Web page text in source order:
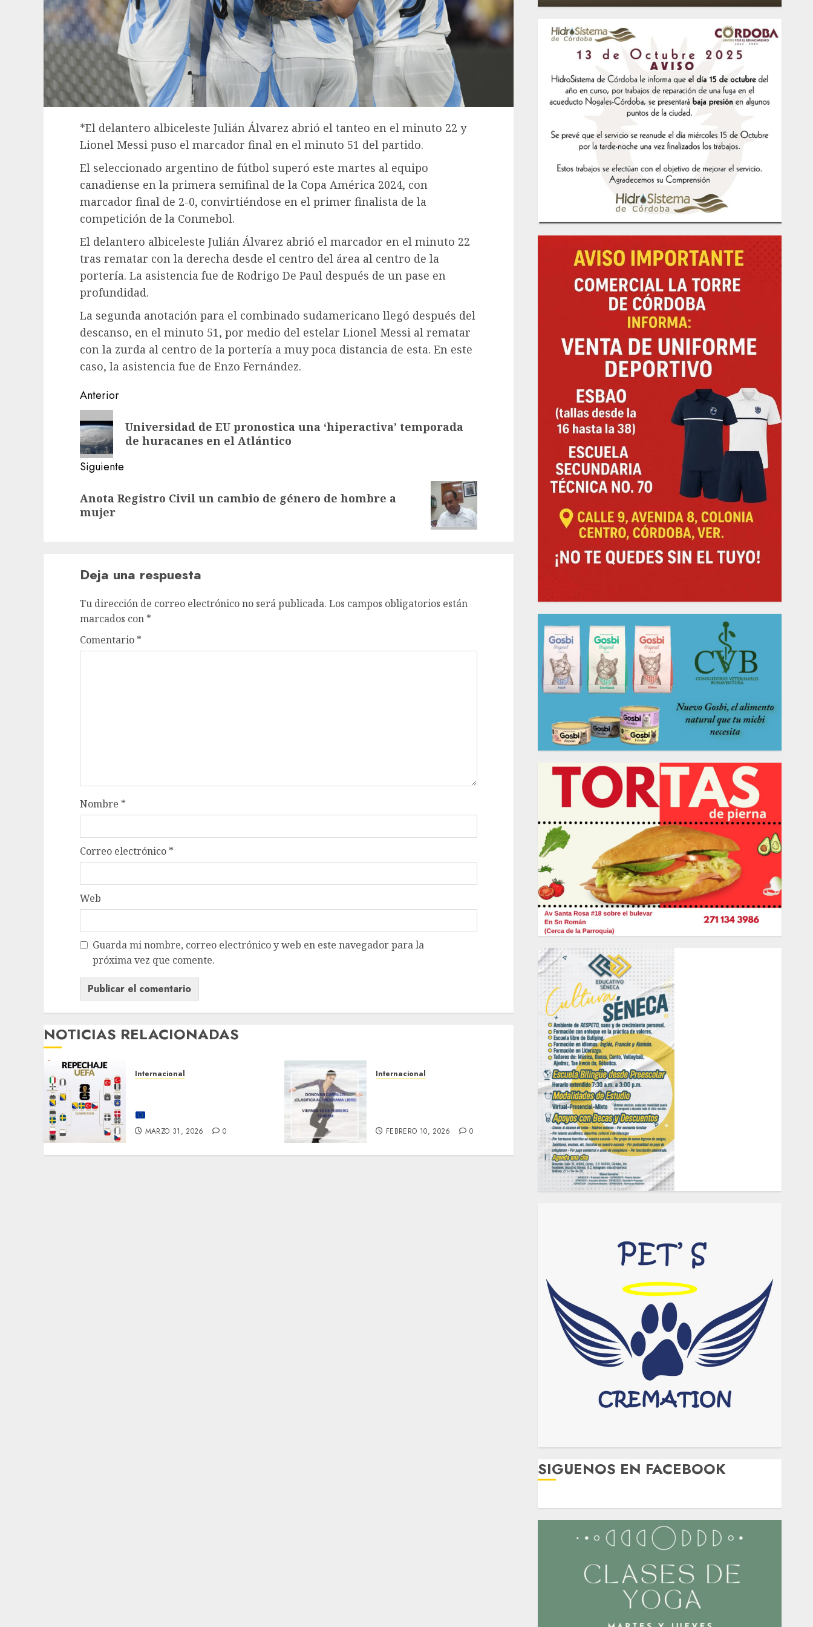
*El delantero albiceleste Julián Álvarez abrió el tanteo en el minuto 22 y
Lionel Messi puso el marcador final en el minuto 51 del partido.
El seleccionado argentino de fútbol superó este martes al equipo
canadiense en la primera semifinal de la Copa América 2024, con
marcador final de 2-0, convirtiéndose en el primer finalista de la
competición de la Conmebol.
El delantero albiceleste Julián Álvarez abrió el marcador en el minuto 22
tras rematar con la derecha desde el centro del área al centro de la
portería. La asistencia fue de Rodrigo De Paul después de un pase en
profundidad.
La segunda anotación para el combinado sudamericano llegó después del
descanso, en el minuto 51, por medio del estelar Lionel Messi al rematar
con la zurda al centro de la portería a muy poca distancia de esta. En este
caso, la asistencia fue de Enzo Fernández.
Navegación
de
entradas
Anterior
Entrada
anterior:
Universidad de EU pronostica una ‘hiperactiva’ temporada
de huracanes en el Atlántico
Siguiente
entrada:
Anota Registro Civil un cambio de género de hombre a
mujer
Deja una respuesta
Tu dirección de correo electrónico no será publicada. Los campos obligatorios están
marcados con *
Comentario *
Nombre *
Correo electrónico *
Web
Guarda mi nombre, correo electrónico y web en este navegador para la
próxima vez que comente.
NOTICIAS RELACIONADAS
Internacional
MARZO 31, 2026 0
Internacional
FEBRERO 10, 2026 0
SIGUENOS EN FACEBOOK